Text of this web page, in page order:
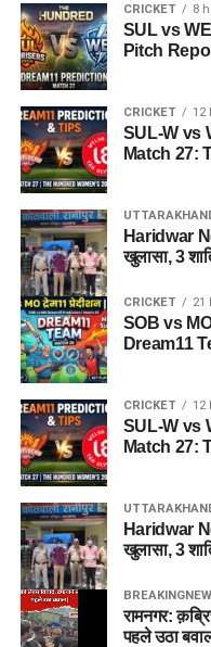
CRICKET 8
SUL vs
Pitch
CRICKET 12
SUL-W vs
Match 27:
Haridwar
खुलासा, 3
CRICKET 21
SOB vs
Dream11
CRICKET 12
SUL-W vs
Match 27:
Haridwar
खुलासा, 3
रामनगर:
पहले उठा